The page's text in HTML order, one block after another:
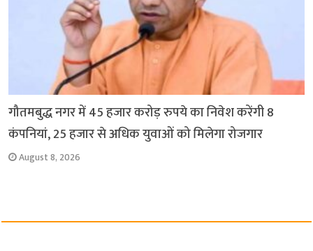
गौतमबुद्ध नगर में 45 हजार करोड़ रुपये का निवेश करेंगी 8
कंपनियां, 25 हजार से अधिक युवाओं को मिलेगा रोजगार
August 8, 2026